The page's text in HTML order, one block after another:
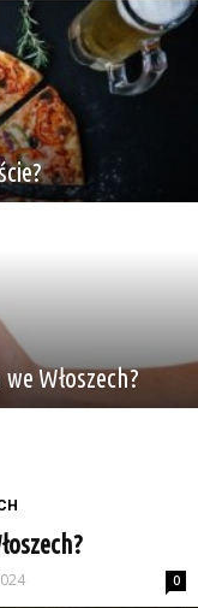
Włoszech?
0